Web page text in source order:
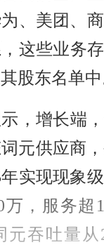
、美团、商
这些业务
股东名单中
，增长端
元供应商
实现现象
万，服务超
元吞吐量从